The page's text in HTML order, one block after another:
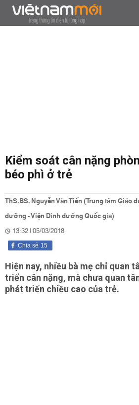
Kiểm soát cân nặng
béo phì ở trẻ
ThS.BS. Nguyễn Văn Tiến (Trung tâm Giáo
dưỡng - Viện Dinh dưỡng Quốc gia)
13:32 | 05/03/2018
15
Chia sẻ
Hiện nay, nhiều bà mẹ chỉ quan
triển cân nặng, mà chưa quan
phát triển chiều cao của trẻ.